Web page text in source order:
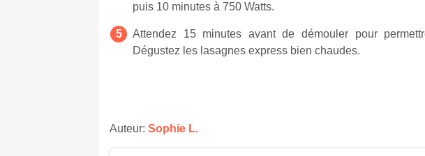
puis 10 minutes à 750 Watts.
Attendez 15 minutes avant de démouler pour
Dégustez les lasagnes express bien chaudes.
Auteur: Sophie L.